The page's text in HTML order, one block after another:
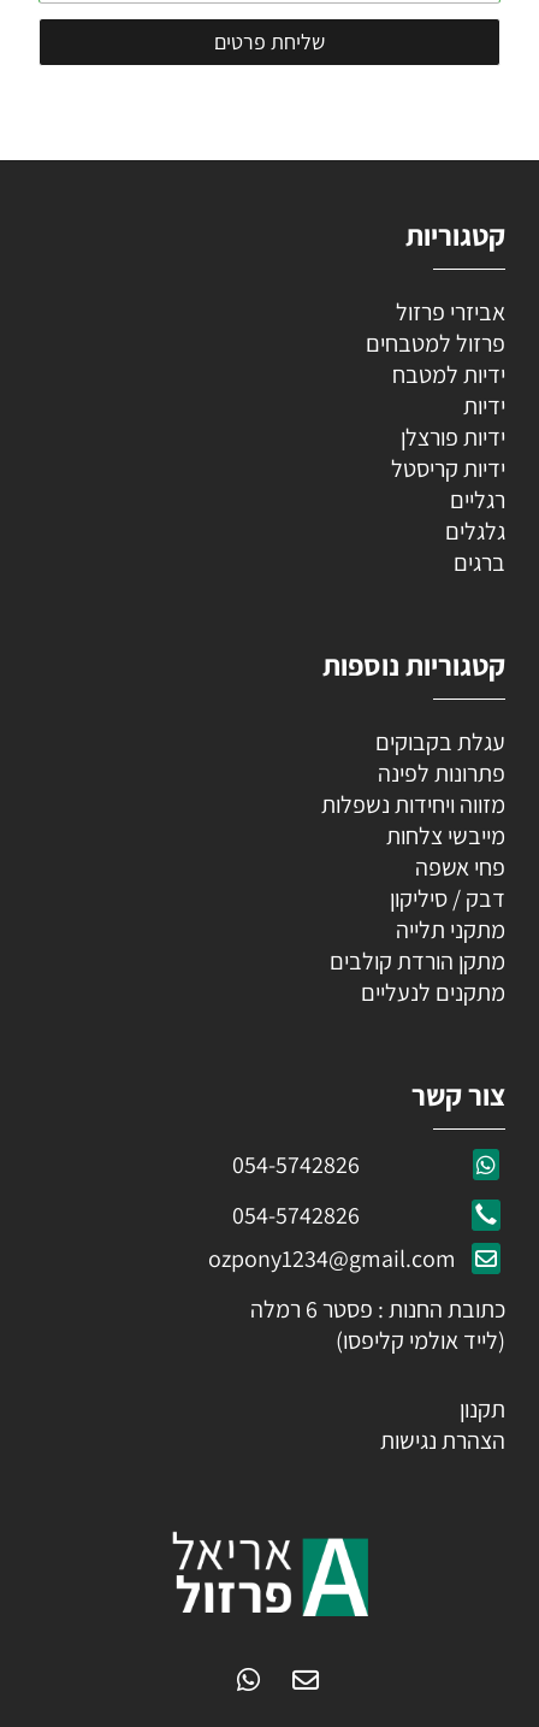
קטגוריות
אביזרי פרזול
פרזול למטבחים
ידיות למטבח
ידיות
ידיות פורצלן
ידיות קריסטל
רגליים
גלגלים
ברגים
קטגוריות נוספות
עגלת בקבוקים
פתרונות לפינה
מזווה ויחידות נשפלות
מייבשי צלחות
פחי אשפה
דבק / סיליקון
מתקני תלייה
מתקן הורדת קולבים
מתקנים לנעליים
צור קשר
054-5742826
054-5742826
ozpony1234@gmail.com
כתובת החנות : פסטר 6 רמלה
(לייד אולמי קליפסו)
תקנון
הצהרת נגישות